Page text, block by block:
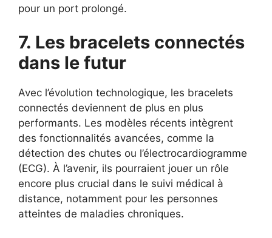
pour un port prolongé.
7. Les bracelets connectés
dans le futur
Avec l’évolution technologique, les bracelets
connectés deviennent de plus en plus
performants. Les modèles récents intègrent
des fonctionnalités avancées, comme la
détection des chutes ou l’électrocardiogramme
(ECG). À l’avenir, ils pourraient jouer un rôle
encore plus crucial dans le suivi médical à
distance, notamment pour les personnes
atteintes de maladies chroniques.